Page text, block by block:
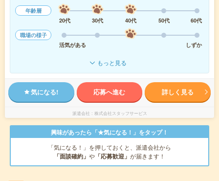
年齢層
20代
30代 40代 50代
60代
職場の様子
活気がある
しずか
もっと見る
気になる! 応募へ進む 詳しく見る
派遣会社 株式会社スタッフサービス
興味があったら「★気になる！」をタップ！
「気になる！」を押しておくと、派遣会社から
「面談確約」 や 「応募歓迎」 が届きます！